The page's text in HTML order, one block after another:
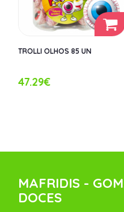
TROLLI OLHOS 85 UN
47.29€
MAFRIDIS -
DOCES